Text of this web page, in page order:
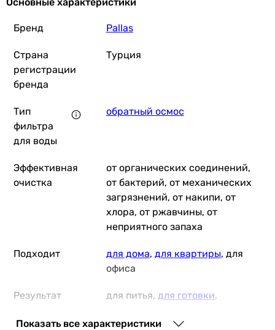
Бренд Pallas
Страна
регистрации
бренда
Турция
Тип
фильтра
для воды
обратный осмос
Эффективная
очистка
от органических соединений,
от бактерий, от механических
загрязнений, от накипи, от
хлора, от ржавчины, от
неприятного запаха
Подходит для дома, для квартиры, для
офиса
Результат
для питья, для готовки,
Показать все характеристики